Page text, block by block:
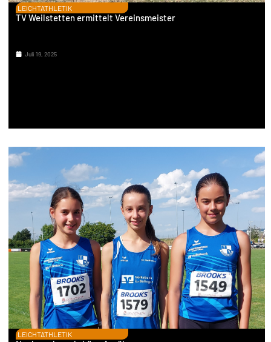
LEICHTATHLETIK
TV Weilstetten ermittelt Vereinsmeister
Juli 19, 2025
LEICHTATHLETIK